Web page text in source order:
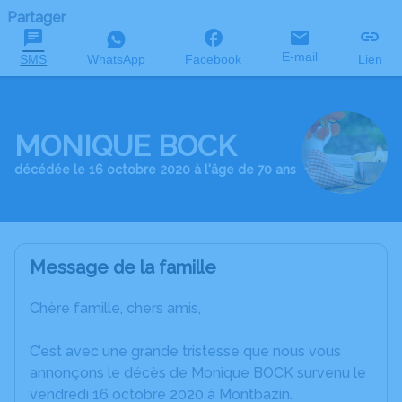
Partager
SMS WhatsApp Facebook E-mail Lien
MONIQUE BOCK
décédée le 16 octobre 2020 à l'âge de 70 ans
Message de la famille
Chère famille, chers amis,
C’est avec une grande tristesse que nous vous
annonçons le décès de Monique BOCK survenu le
vendredi 16 octobre 2020 à Montbazin.